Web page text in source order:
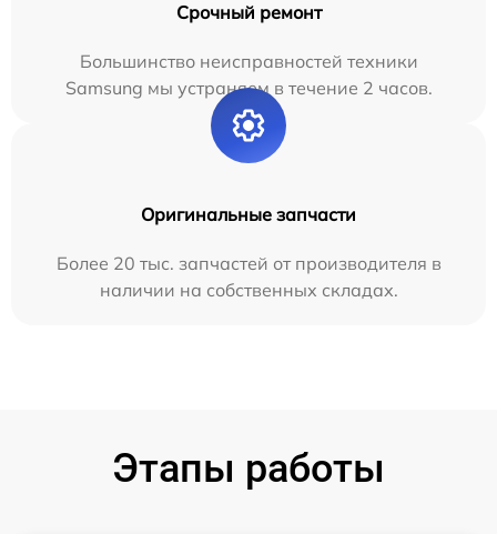
Срочный ремонт
Большинство неисправностей техники
Samsung мы устраняем в течение 2 часов.
Оригинальные запчасти
Более 20 тыс. запчастей от производителя в
наличии на собственных складах.
Этапы работы